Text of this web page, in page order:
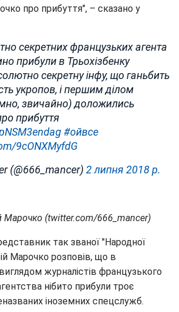
про прибуття", – сказано у
секретних французьких агента
прибули в Трьохізбенку
секретну інфу, що ганьбить
укропов, і першим ділом
звичайно) доложились
прибуття
#ойвсе
9cONXMyfdG
(@666_mancer) 2 липня 2018 р.
Марочко (twitter.com/666_mancer)
так званої "Народної
Марочко розповів, що в
журналістів французького
нібито прибули троє
іноземних спецслужб.